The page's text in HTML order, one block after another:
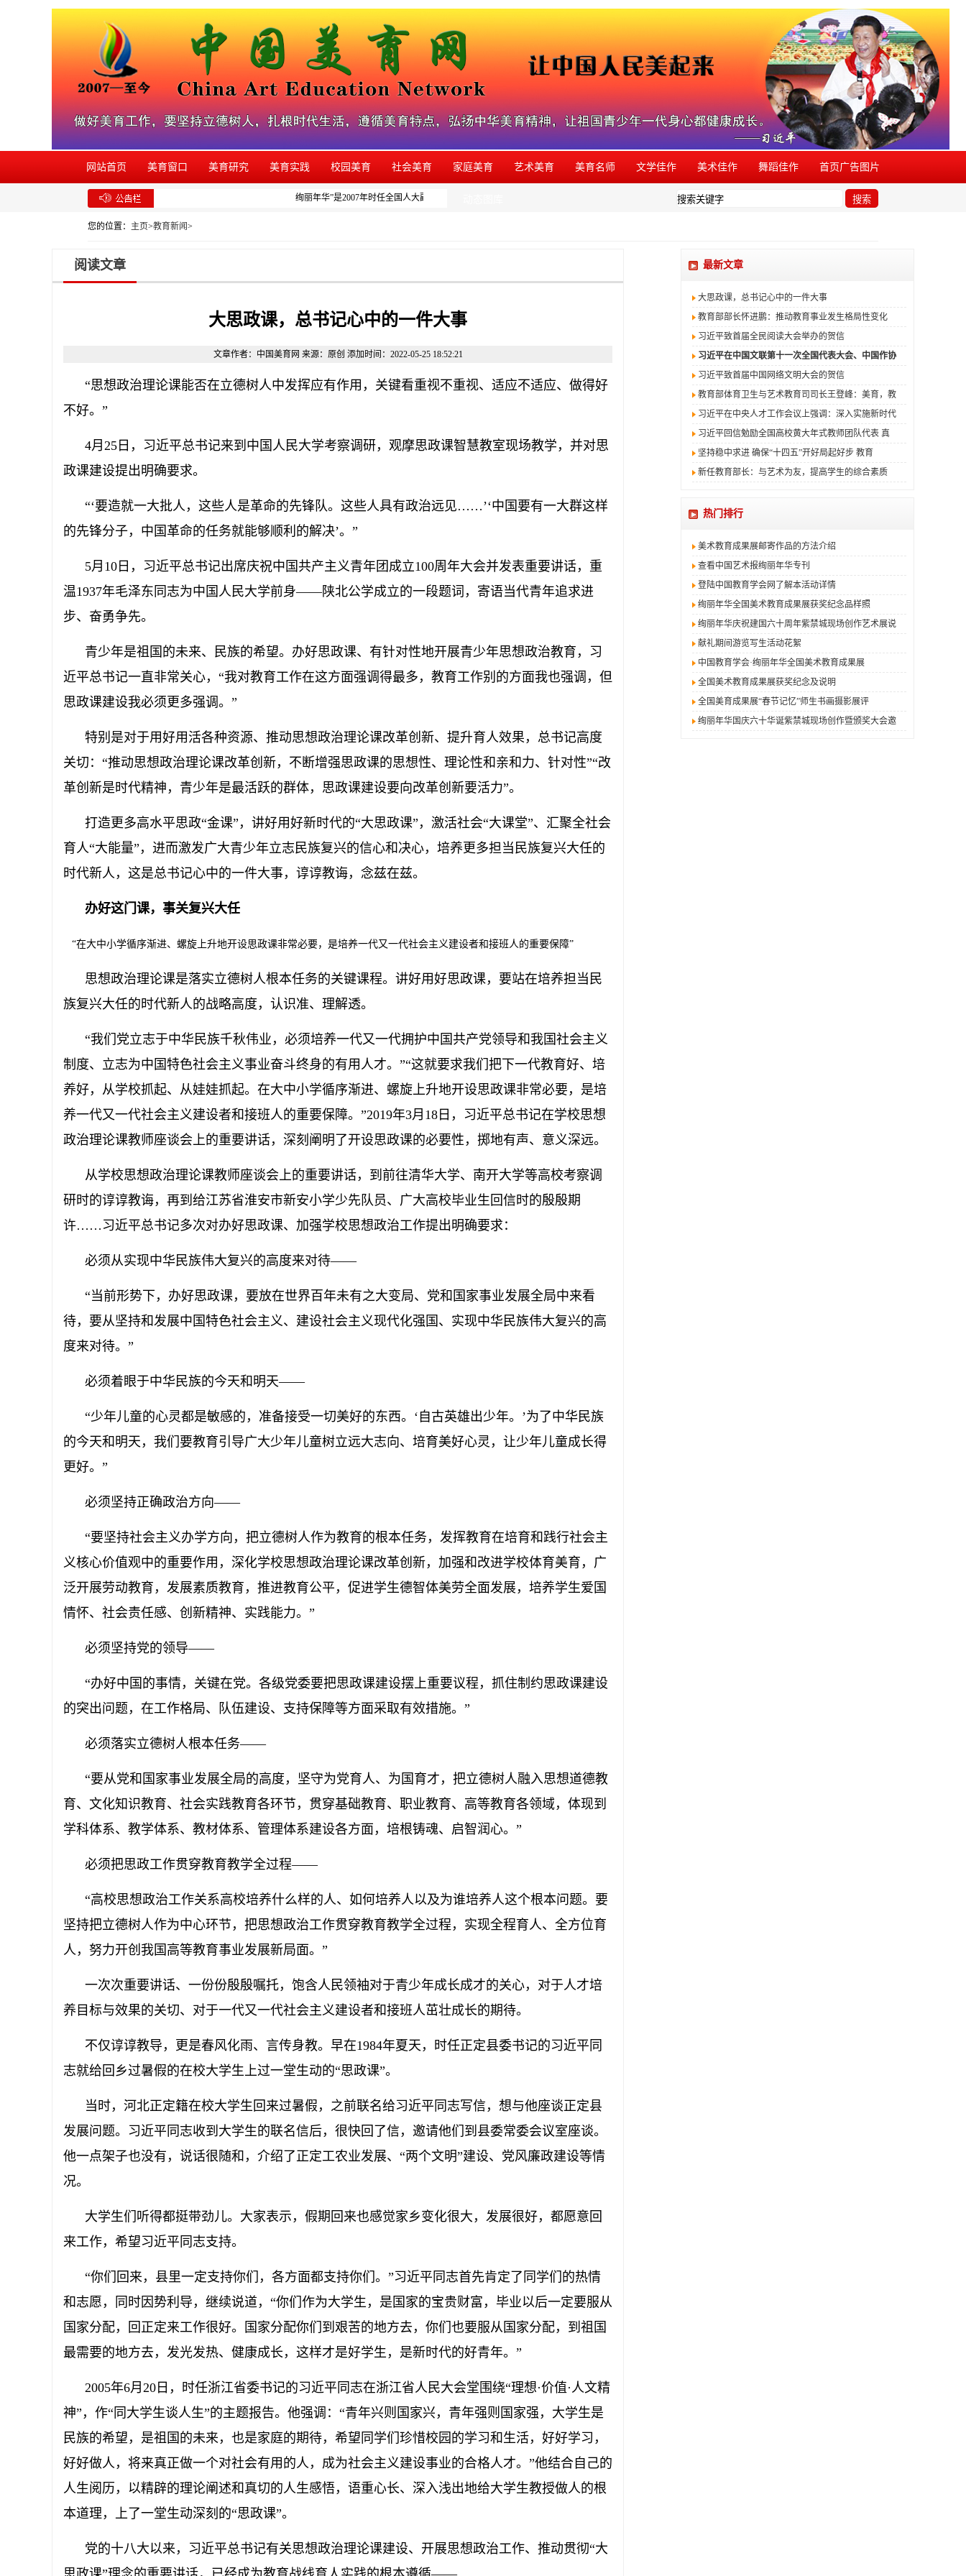
网站首页 美育窗口 美育研究 美育实践 校园美育 社会美育 家庭美育 艺术美育 美育名师 文学佳作 美术佳作 舞蹈佳作 首页广告图片
绚丽年华”是2007年时任全国人大副委员长周铁农为本网系列美育活动题写的品牌名称，如发现有同类活动盗用本品牌，欢迎举报。 搜索
您的位置： 主页>教育新闻>
阅读文章
大思政课，总书记心中的一件大事
文章作者：中国美育网 来源：原创 添加时间：2022-05-25 18:52:21
“思想政治理论课能否在立德树人中发挥应有作用，关键看重视不重视、适应不适应、做得好
不好。”
4月25日，习近平总书记来到中国人民大学考察调研，观摩思政课智慧教室现场教学，并对思
政课建设提出明确要求。
“‘要造就一大批人，这些人是革命的先锋队。这些人具有政治远见……’‘中国要有一大群这样
的先锋分子，中国革命的任务就能够顺利的解决’。”
5月10日，习近平总书记出席庆祝中国共产主义青年团成立100周年大会并发表重要讲话，重
温1937年毛泽东同志为中国人民大学前身——陕北公学成立的一段题词，寄语当代青年追求进
步、奋勇争先。
青少年是祖国的未来、民族的希望。办好思政课、有针对性地开展青少年思想政治教育，习
近平总书记一直非常关心，“我对教育工作在这方面强调得最多，教育工作别的方面我也强调，但
思政课建设我必须更多强调。”
特别是对于用好用活各种资源、推动思想政治理论课改革创新、提升育人效果，总书记高度
关切：“推动思想政治理论课改革创新，不断增强思政课的思想性、理论性和亲和力、针对性”“改
革创新是时代精神，青少年是最活跃的群体，思政课建设要向改革创新要活力”。
打造更多高水平思政“金课”，讲好用好新时代的“大思政课”，激活社会“大课堂”、汇聚全社会
育人“大能量”，进而激发广大青少年立志民族复兴的信心和决心，培养更多担当民族复兴大任的
时代新人，这是总书记心中的一件大事，谆谆教诲，念兹在兹。
办好这门课，事关复兴大任
“在大中小学循序渐进、螺旋上升地开设思政课非常必要，是培养一代又一代社会主义建设者和接班人的重要保障”
思想政治理论课是落实立德树人根本任务的关键课程。讲好用好思政课，要站在培养担当民
族复兴大任的时代新人的战略高度，认识准、理解透。
“我们党立志于中华民族千秋伟业，必须培养一代又一代拥护中国共产党领导和我国社会主义
制度、立志为中国特色社会主义事业奋斗终身的有用人才。”“这就要求我们把下一代教育好、培
养好，从学校抓起、从娃娃抓起。在大中小学循序渐进、螺旋上升地开设思政课非常必要，是培
养一代又一代社会主义建设者和接班人的重要保障。”2019年3月18日，习近平总书记在学校思想
政治理论课教师座谈会上的重要讲话，深刻阐明了开设思政课的必要性，掷地有声、意义深远。
从学校思想政治理论课教师座谈会上的重要讲话，到前往清华大学、南开大学等高校考察调
研时的谆谆教诲，再到给江苏省淮安市新安小学少先队员、广大高校毕业生回信时的殷殷期
许……习近平总书记多次对办好思政课、加强学校思想政治工作提出明确要求：
必须从实现中华民族伟大复兴的高度来对待——
“当前形势下，办好思政课，要放在世界百年未有之大变局、党和国家事业发展全局中来看
待，要从坚持和发展中国特色社会主义、建设社会主义现代化强国、实现中华民族伟大复兴的高
度来对待。”
必须着眼于中华民族的今天和明天——
“少年儿童的心灵都是敏感的，准备接受一切美好的东西。‘自古英雄出少年。’为了中华民族
的今天和明天，我们要教育引导广大少年儿童树立远大志向、培育美好心灵，让少年儿童成长得
更好。”
必须坚持正确政治方向——
“要坚持社会主义办学方向，把立德树人作为教育的根本任务，发挥教育在培育和践行社会主
义核心价值观中的重要作用，深化学校思想政治理论课改革创新，加强和改进学校体育美育，广
泛开展劳动教育，发展素质教育，推进教育公平，促进学生德智体美劳全面发展，培养学生爱国
情怀、社会责任感、创新精神、实践能力。”
必须坚持党的领导——
“办好中国的事情，关键在党。各级党委要把思政课建设摆上重要议程，抓住制约思政课建设
的突出问题，在工作格局、队伍建设、支持保障等方面采取有效措施。”
必须落实立德树人根本任务——
“要从党和国家事业发展全局的高度，坚守为党育人、为国育才，把立德树人融入思想道德教
育、文化知识教育、社会实践教育各环节，贯穿基础教育、职业教育、高等教育各领域，体现到
学科体系、教学体系、教材体系、管理体系建设各方面，培根铸魂、启智润心。”
必须把思政工作贯穿教育教学全过程——
“高校思想政治工作关系高校培养什么样的人、如何培养人以及为谁培养人这个根本问题。要
坚持把立德树人作为中心环节，把思想政治工作贯穿教育教学全过程，实现全程育人、全方位育
人，努力开创我国高等教育事业发展新局面。”
一次次重要讲话、一份份殷殷嘱托，饱含人民领袖对于青少年成长成才的关心，对于人才培
养目标与效果的关切、对于一代又一代社会主义建设者和接班人茁壮成长的期待。
不仅谆谆教导，更是春风化雨、言传身教。早在1984年夏天，时任正定县委书记的习近平同
志就给回乡过暑假的在校大学生上过一堂生动的“思政课”。
当时，河北正定籍在校大学生回来过暑假，之前联名给习近平同志写信，想与他座谈正定县
发展问题。习近平同志收到大学生的联名信后，很快回了信，邀请他们到县委常委会议室座谈。
他一点架子也没有，说话很随和，介绍了正定工农业发展、“两个文明”建设、党风廉政建设等情
况。
大学生们听得都挺带劲儿。大家表示，假期回来也感觉家乡变化很大，发展很好，都愿意回
来工作，希望习近平同志支持。
“你们回来，县里一定支持你们，各方面都支持你们。”习近平同志首先肯定了同学们的热情
和志愿，同时因势利导，继续说道，“你们作为大学生，是国家的宝贵财富，毕业以后一定要服从
国家分配，回正定来工作很好。国家分配你们到艰苦的地方去，你们也要服从国家分配，到祖国
最需要的地方去，发光发热、健康成长，这样才是好学生，是新时代的好青年。”
2005年6月20日，时任浙江省委书记的习近平同志在浙江省人民大会堂围绕“理想·价值·人文精
神”，作“同大学生谈人生”的主题报告。他强调：“青年兴则国家兴，青年强则国家强，大学生是
民族的希望，是祖国的未来，也是家庭的期待，希望同学们珍惜校园的学习和生活，好好学习，
好好做人，将来真正做一个对社会有用的人，成为社会主义建设事业的合格人才。”他结合自己的
人生阅历，以精辟的理论阐述和真切的人生感悟，语重心长、深入浅出地给大学生教授做人的根
本道理，上了一堂生动深刻的“思政课”。
党的十八大以来，习近平总书记有关思想政治理论课建设、开展思想政治工作、推动贯彻“大
最新文章
大思政课，总书记心中的一件大事
教育部部长怀进鹏：推动教育事业发生格局性变化
习近平致首届全民阅读大会举办的贺信
习近平在中国文联第十一次全国代表大会、中国作协
习近平致首届中国网络文明大会的贺信
教育部体育卫生与艺术教育司司长王登峰：美育，教
习近平在中央人才工作会议上强调：深入实施新时代
习近平回信勉励全国高校黄大年式教师团队代表 真
坚持稳中求进 确保“十四五”开好局起好步 教育
新任教育部长：与艺术为友，提高学生的综合素质
热门排行
美术教育成果展邮寄作品的方法介绍
查看中国艺术报绚丽年华专刊
登陆中国教育学会网了解本活动详情
绚丽年华全国美术教育成果展获奖纪念品样照
绚丽年华庆祝建国六十周年紫禁城现场创作艺术展说
献礼期间游览写生活动花絮
中国教育学会·绚丽年华全国美术教育成果展
全国美术教育成果展获奖纪念及说明
全国美育成果展“春节记忆”师生书画摄影展评
绚丽年华国庆六十华诞紫禁城现场创作暨颁奖大会邀